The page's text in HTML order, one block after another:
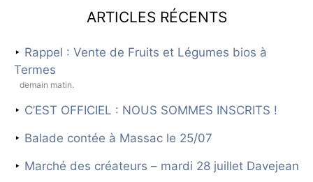
Articles récents
Rappel : Vente de Fruits et Légumes bios à
Termes
demain matin.
C’EST OFFICIEL : NOUS SOMMES INSCRITS !
Balade contée à Massac le 25/07
Marché des créateurs – mardi 28 juillet Davejean